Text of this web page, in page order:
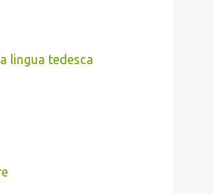
lingua tedesca